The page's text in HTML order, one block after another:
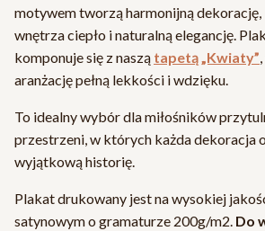
motywem tworzą harmonijną
wnętrza ciepło i naturalną elegancję.
komponuje się z naszą tapetą „Kwiaty”
aranżację pełną lekkości i wdzięku.
To idealny wybór dla miłośników
przestrzeni, w których każda dekoracja
wyjątkową historię.
Plakat drukowany jest na wysokiej
satynowym o gramaturze 200g/m2. Do